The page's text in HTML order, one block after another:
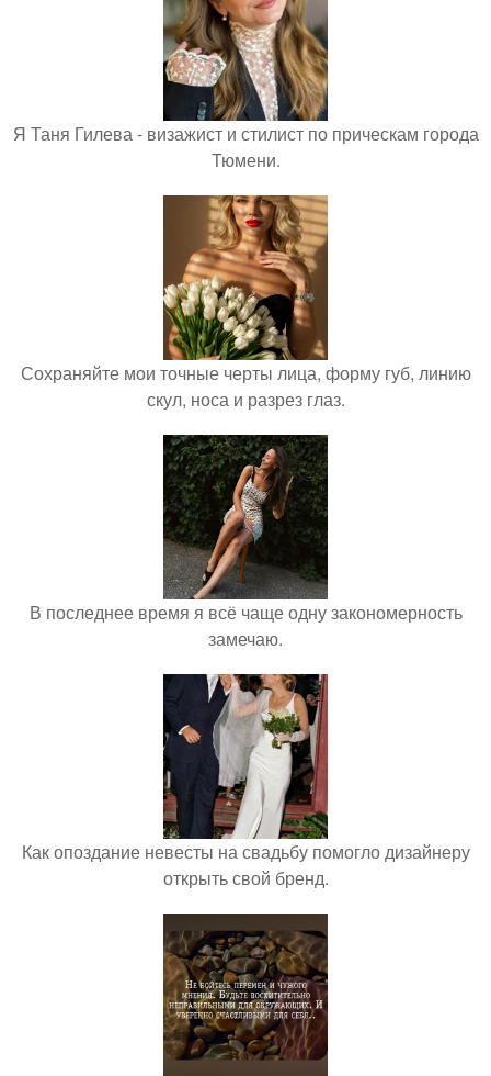
Я Таня Гилева - визажист и стилист по прическам города
Тюмени.
Сохраняйте мои точные черты лица, форму губ, линию
скул, носа и разрез глаз.
В последнее время я всё чаще одну закономерность
замечаю.
Как опоздание невесты на свадьбу помогло дизайнеру
открыть свой бренд.